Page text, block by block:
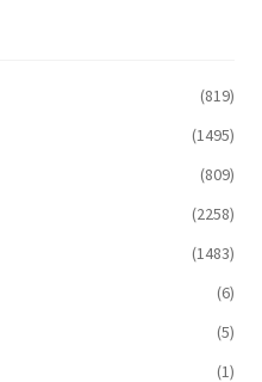
(819)
(1495)
(809)
(2258)
(1483)
(6)
(5)
(1)